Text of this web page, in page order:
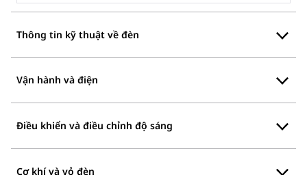
Thông tin kỹ thuật về đèn
Vận hành và điện
Điều khiển và điều chỉnh độ sáng
Cơ khí và vỏ đèn